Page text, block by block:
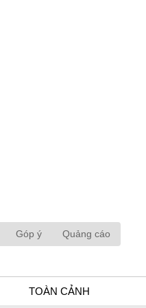
Góp ý Quảng cáo
TOÀN CẢNH